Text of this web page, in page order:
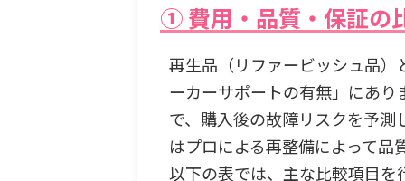
① 費用・品質・保証の
再生品（リファービッシュ品
ーカーサポートの有無」にあ
で、購入後の故障リスクを予
はプロによる再整備によって
以下の表では、主な比較項目を